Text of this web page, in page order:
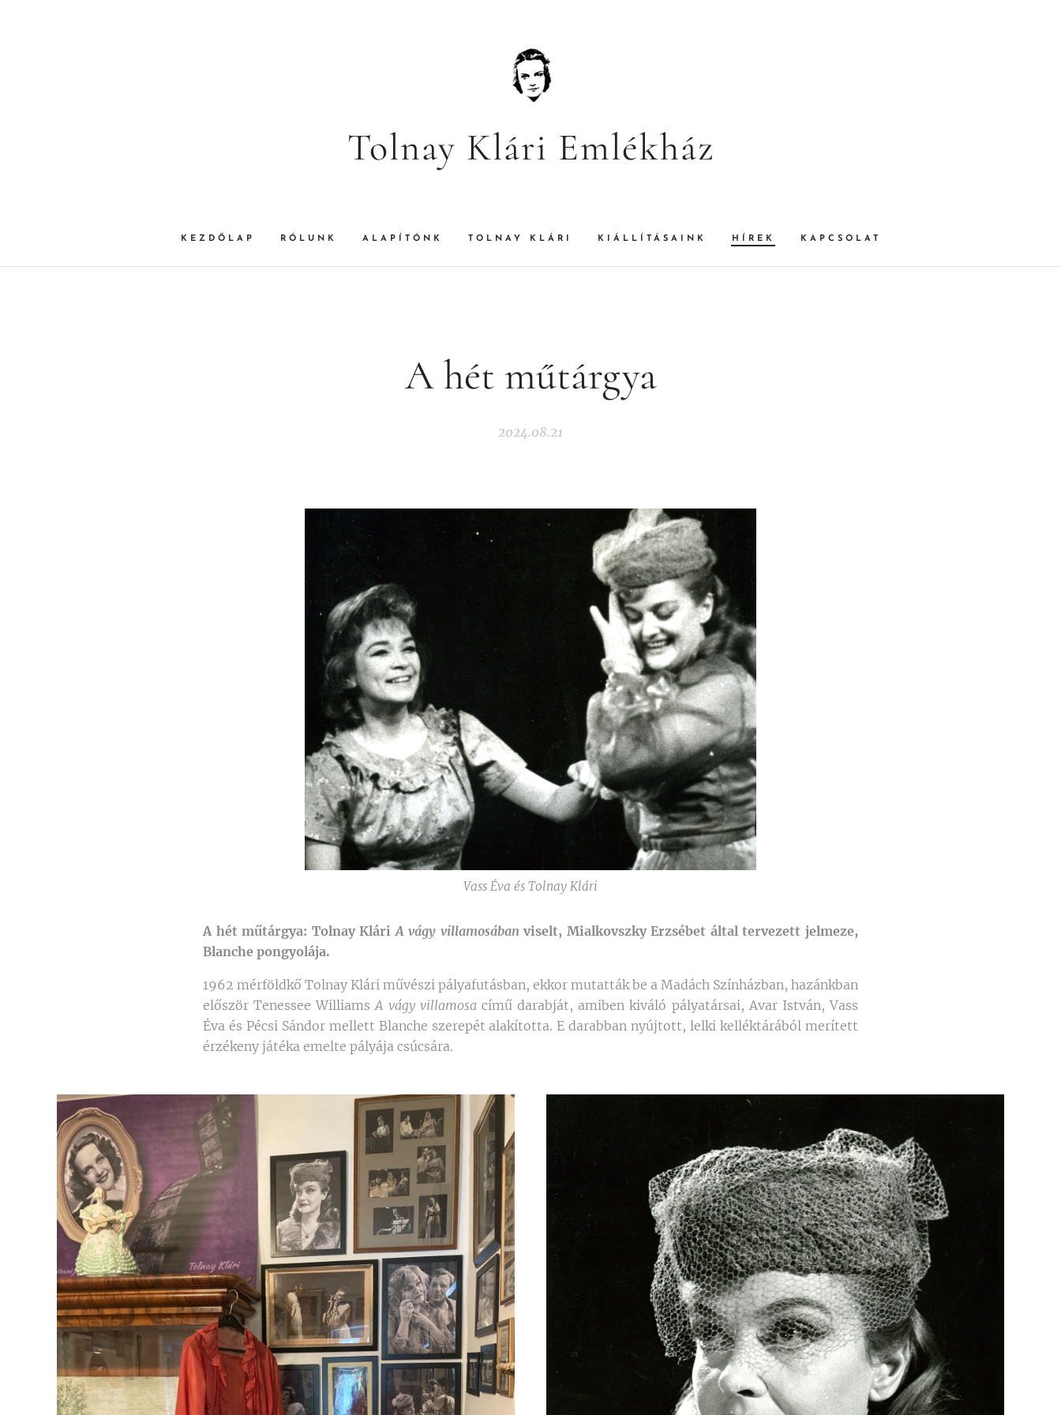
Tolnay Klári Emlékház
KEZDŐLAP RÓLUNK ALAPÍTÓNK TOLNAY KLÁRI KIÁLLÍTÁSAINK HÍREK KAPCSOLAT
A hét műtárgya
2024.08.21
Vass Éva és Tolnay Klári
A hét műtárgya: Tolnay Klári A vágy villamosában viselt, Mialkovszky Erzsébet által tervezett jelmeze,
Blanche pongyolája.
1962 mérföldkő Tolnay Klári művészi pályafutásban, ekkor mutatták be a Madách Színházban, hazánkban
először Tenessee WilliamsA vágy villamosa című darabját, amiben kiváló pályatársai, Avar István, Vass
Éva és Pécsi Sándor mellett Blanche szerepét alakította. E darabban nyújtott, lelki kelléktárából merített
érzékeny játéka emelte pályája csúcsára.